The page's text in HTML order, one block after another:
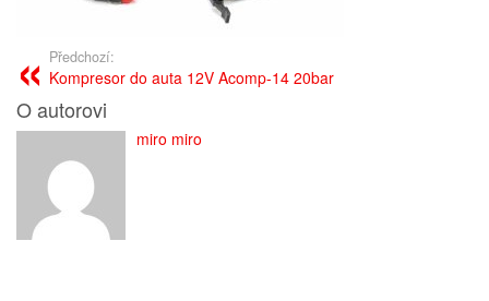
Předchozí:
Kompresor do auta 12V Acomp-14 20bar
O autorovi
miro miro